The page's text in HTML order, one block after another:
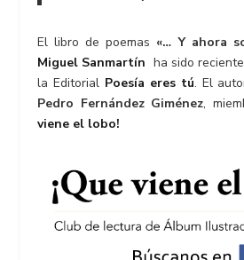
El libro de poemas «… Y ahora
Miguel Sanmartín ha sido
la Editorial Poesía eres tú. El
Pedro Fernández Giménez,
viene el lobo!